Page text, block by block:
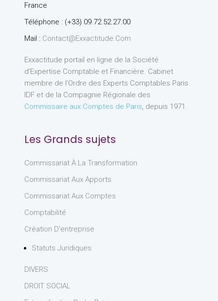
France
Téléphone : (+33) 09.72.52.27.00
Mail : Contact@exxactitude.com
Exxactitude portail en ligne de la Société
d’Expertise Comptable et Financière. Cabinet
membre de l’Ordre des Experts Comptables Paris
IDF et de la Compagnie Régionale des
Commissaire aux Comptes de Paris, depuis 1971.
Les Grands sujets
Commissariat À La Transformation
Commissariat Aux Apports
Commissariat Aux Comptes
Comptabilité
Création D'entreprise
Statuts Juridiques
DIVERS
DROIT SOCIAL